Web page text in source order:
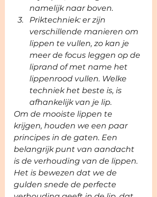
namelijk naar boven.
Priktechniek: er zijn
verschillende manieren om
lippen te vullen, zo kan je
meer de focus leggen op de
liprand of met name het
lippenrood vullen. Welke
techniek het beste is, is
afhankelijk van je lip.
Om de mooiste lippen te
krijgen, houden we een paar
principes in de gaten. Een
belangrijk punt van aandacht
is de verhouding van de lippen.
Het is bewezen dat we de
gulden snede de perfecte